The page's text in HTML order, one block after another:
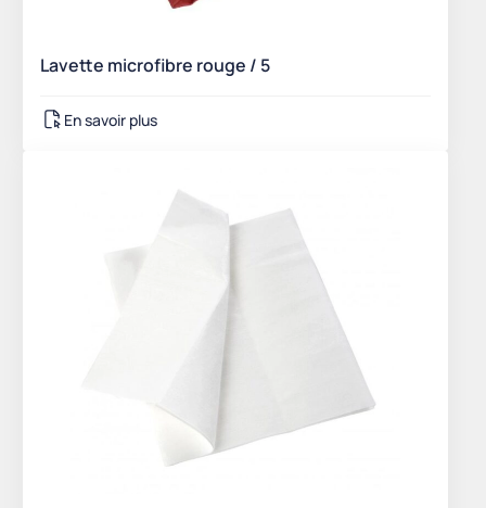
Lavette microfibre rouge / 5
En savoir plus